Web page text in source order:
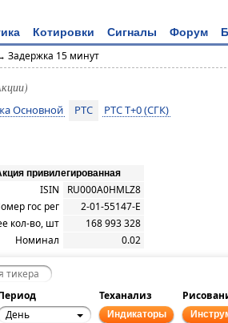
Котировки Сигналы Форум
Задержка 15 минут
Основной РТС
РТС T+0 (СГК)
привилегированная
ISIN
RU000A0HMLZ8
гос рег
2-01-55147-E
кол-во, шт
168 993 328
Номинал
0.02
Теханализ
День Индикаторы